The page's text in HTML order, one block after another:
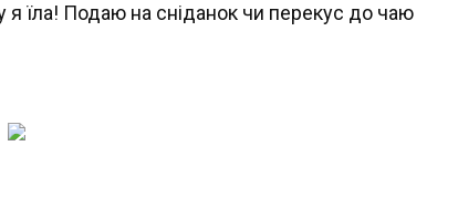
я їла! Подаю на сніданок чи перекус до чаю